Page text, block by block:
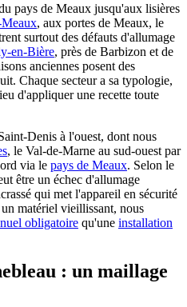
pays de Meaux jusqu'aux lisières
, aux portes de Meaux, le
surtout des défauts d'allumage
en-Bière, près de Barbizon et de
anciennes posent des
Chaque secteur a sa typologie,
d'appliquer une recette toute
Denis à l'ouest, dont nous
, le Val-de-Marne au sud-ouest par
via le pays de Meaux. Selon le
être un échec d'allumage
qui met l'appareil en sécurité
matériel vieillissant, nous
obligatoire qu'une installation
: un maillage